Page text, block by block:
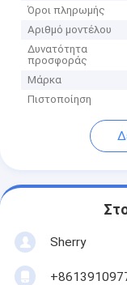
Όροι πληρωμής
Αριθμό μοντέλου
Δυνατότητα
προσφοράς
Μάρκα
Πιστοποίηση
Sherry